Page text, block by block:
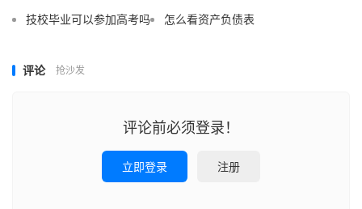
技校毕业可以参加高考吗
怎么看资产负债表
评论 抢沙发
评论前必须登录！
立即登录 注册